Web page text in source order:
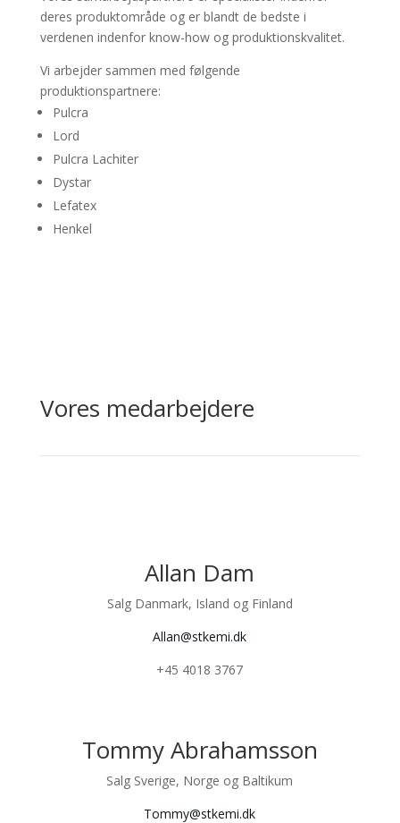
deres produktområde og er blandt de bedste i
verdenen indenfor know-how og produktionskvalitet.
Vi arbejder sammen med følgende
produktionspartnere:
Pulcra
Lord
Pulcra Lachiter
Dystar
Lefatex
Henkel
Vores medarbejdere
Allan Dam
Salg Danmark, Island og Finland
Allan@stkemi.dk
+45 4018 3767
Tommy Abrahamsson
Salg Sverige, Norge og Baltikum
Tommy@stkemi.dk